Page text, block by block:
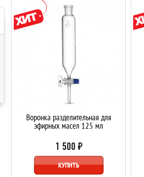
Воронка разделительная для
эфирных масел 125 мл
1 500 ₽
КУПИТЬ